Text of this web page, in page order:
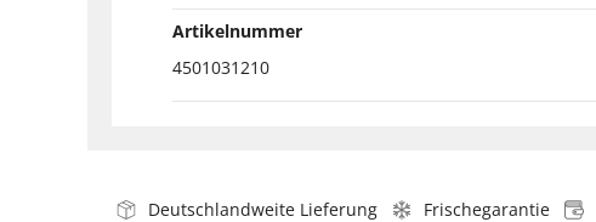
Artikelnummer
4501031210
Deutschlandweite Lieferung Frischegarantie